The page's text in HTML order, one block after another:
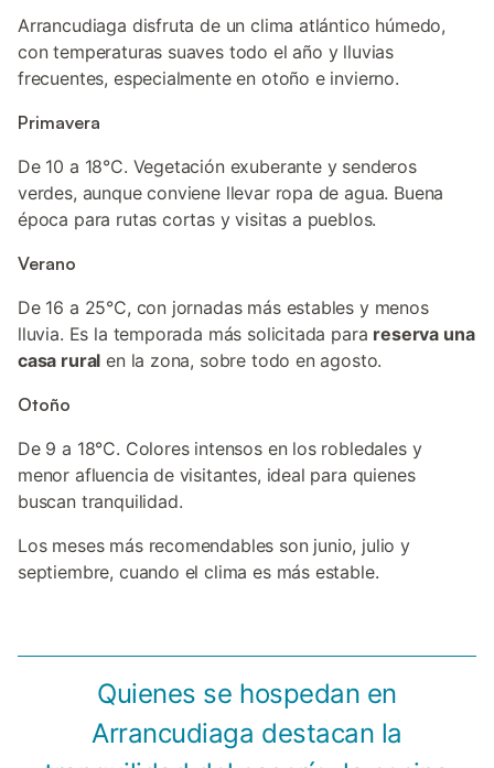
Arrancudiaga disfruta de un clima atlántico húmedo,
con temperaturas suaves todo el año y lluvias
frecuentes, especialmente en otoño e invierno.
Primavera
De 10 a 18°C. Vegetación exuberante y senderos
verdes, aunque conviene llevar ropa de agua. Buena
época para rutas cortas y visitas a pueblos.
Verano
De 16 a 25°C, con jornadas más estables y menos
lluvia. Es la temporada más solicitada para reserva una
casa rural en la zona, sobre todo en agosto.
Otoño
De 9 a 18°C. Colores intensos en los robledales y
menor afluencia de visitantes, ideal para quienes
buscan tranquilidad.
Los meses más recomendables son junio, julio y
septiembre, cuando el clima es más estable.
Quienes se hospedan en
Arrancudiaga destacan la